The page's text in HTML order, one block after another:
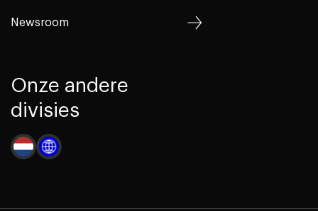
Newsroom
Onze andere
divisies